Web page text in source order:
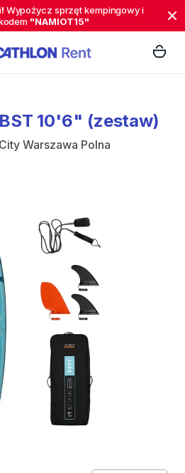
Wypożycz sprzęt kempingowy i
"NAMIOT15"
10'6" (zestaw)
Warszawa Polna